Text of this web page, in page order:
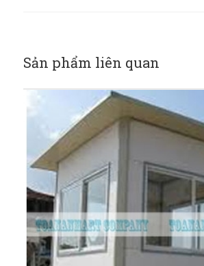
Sản phẩm liên quan